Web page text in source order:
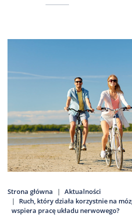
Nas
801
502
302
Strona główna
Aktualności
Ruch, który działa korzystnie na
wspiera pracę układu nerwowego?